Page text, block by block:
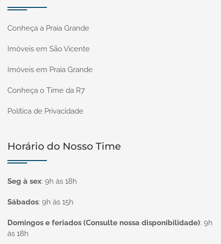
Conheça a Praia Grande
Imóveis em São Vicente
Imóveis em Praia Grande
Conheça o Time da R7
Política de Privacidade
Horário do Nosso Time
Seg à sex: 9h às 18h
Sábados: 9h às 15h
Domingos e feriados (Consulte nossa disponibilidade): 9h
às 18h